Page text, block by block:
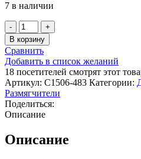
7 в наличии
Количество
товара
Жидкость
для
размягчения
пластики
Magic
Mix,
80
мл,
С1506-
В корзину
Сравнить
Добавить в список желаний
18 посетителей смотрят этот
Артикул: С1506-483 Категории:
Размягчители
Поделиться:
Описание
Описание